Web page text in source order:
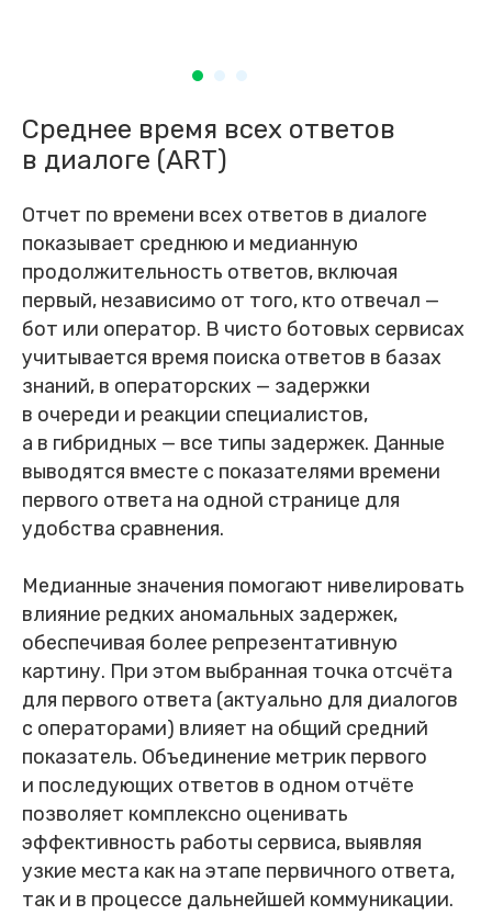
Среднее время всех ответов
в диалоге (ART)
Отчет по времени всех ответов в диалоге
показывает среднюю и медианную
продолжительность ответов, включая
первый, независимо от того, кто отвечал —
бот или оператор. В чисто ботовых сервисах
учитывается время поиска ответов в базах
знаний, в операторских — задержки
в очереди и реакции специалистов,
а в гибридных — все типы задержек. Данные
выводятся вместе с показателями времени
первого ответа на одной странице для
удобства сравнения.
Медианные значения помогают нивелировать
влияние редких аномальных задержек,
обеспечивая более репрезентативную
картину. При этом выбранная точка отсчёта
для первого ответа (актуально для диалогов
с операторами) влияет на общий средний
показатель. Объединение метрик первого
и последующих ответов в одном отчёте
позволяет комплексно оценивать
эффективность работы сервиса, выявляя
узкие места как на этапе первичного ответа,
так и в процессе дальнейшей коммуникации.